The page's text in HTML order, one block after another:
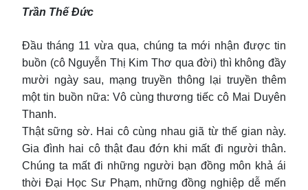
Trần Thế Đức
Đầu tháng 11 vừa qua, chúng ta mới nhận được tin
buồn (cô Nguyễn Thị Kim Thơ qua đời) thì không đầy
mười ngày sau, mạng truyền thông lại truyền thêm
một tin buồn nữa: Vô cùng thương tiếc cô Mai Duyên
Thanh.
Thật sững sờ. Hai cô cùng nhau giã từ thế gian này.
Gia đình hai cô thật đau đớn khi mất đi người thân.
Chúng ta mất đi những người bạn đồng môn khả ái
thời Đại Học Sư Phạm, những đồng nghiệp dễ mến